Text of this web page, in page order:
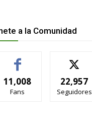
a la Comunidad
11,008
Fans
22,957
Seguidores